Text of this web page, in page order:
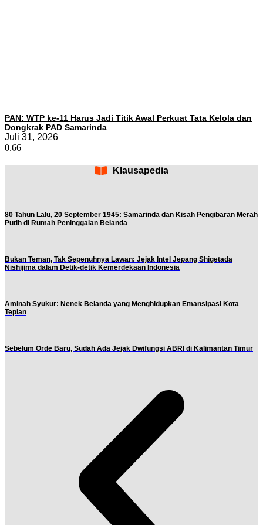
PAN: WTP ke-11 Harus Jadi Titik Awal Perkuat Tata Kelola dan
Dongkrak PAD Samarinda
Juli 31, 2026
Klausapedia
80 Tahun Lalu, 20 September 1945: Samarinda dan Kisah Pengibaran Merah
Putih di Rumah Peninggalan Belanda
Bukan Teman, Tak Sepenuhnya Lawan: Jejak Intel Jepang Shigetada
Nishijima dalam Detik-detik Kemerdekaan Indonesia
Aminah Syukur: Nenek Belanda yang Menghidupkan Emansipasi Kota
Tepian
Sebelum Orde Baru, Sudah Ada Jejak Dwifungsi ABRI di Kalimantan Timur